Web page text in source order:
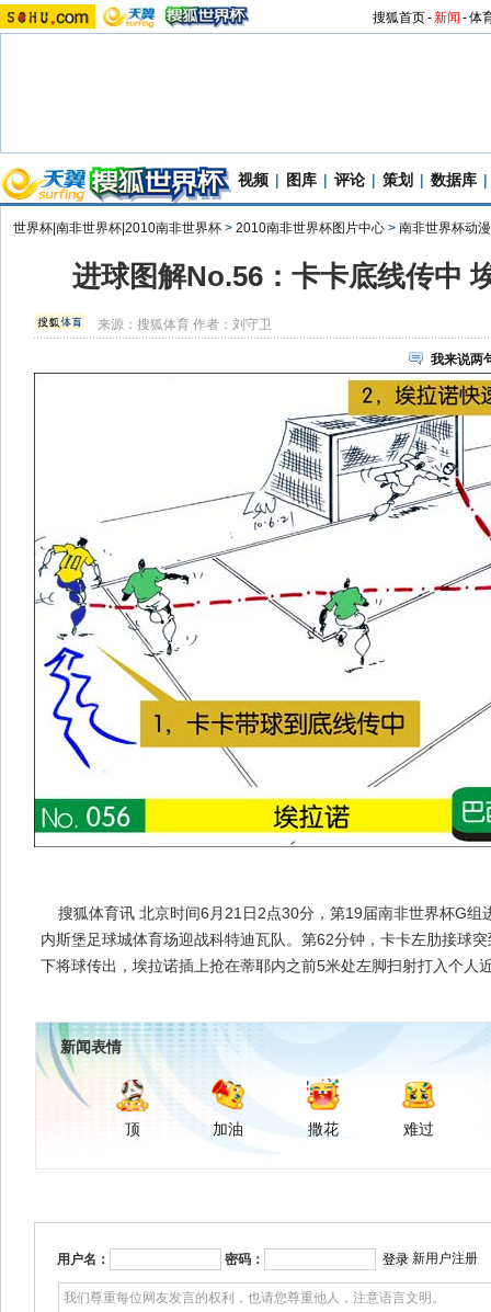
搜狐首页-新闻 -体
视频 | 图库 | 评论 | 策划 | 数据库 |
世界杯|南非世界杯|2010南非世界杯 > 2010南非世界杯图片中心 > 南非世界杯动
进球图解No.56：卡卡底线传中
来源：搜狐体育 作者：刘守卫
我来说两
搜狐体育讯 北京时间6月21日2点30分，第19届南非世界杯G组
内斯堡足球城体育场迎战科特迪瓦队。第62分钟，卡卡左肋接球
下将球传出，埃拉诺插上抢在蒂耶内之前5米处左脚扫射打入个人
新闻表情
顶 加油 撒花 难过
用户名： 密码： 新用户注册